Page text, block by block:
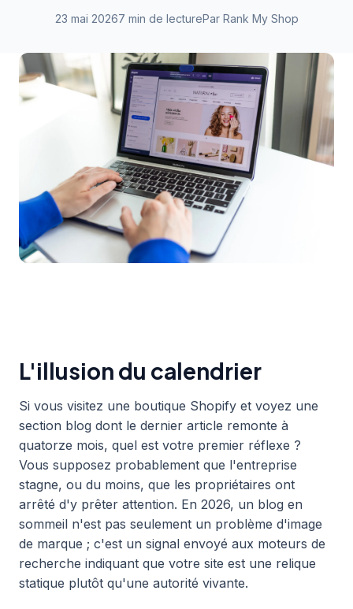
23 mai 20267 min de lecturePar Rank My Shop
L'illusion du calendrier
Si vous visitez une boutique Shopify et voyez une
section blog dont le dernier article remonte à
quatorze mois, quel est votre premier réflexe ?
Vous supposez probablement que l'entreprise
stagne, ou du moins, que les propriétaires ont
arrêté d'y prêter attention. En 2026, un blog en
sommeil n'est pas seulement un problème d'image
de marque ; c'est un signal envoyé aux moteurs de
recherche indiquant que votre site est une relique
statique plutôt qu'une autorité vivante.